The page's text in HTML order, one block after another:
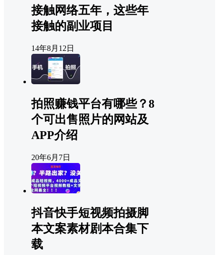
接触网络五年，这些年
接触的副业项目
14年8月12日
拍照赚钱平台有哪些？8
个可出售照片的网站及
APP介绍
20年6月7日
抖音快手短视频拍摄脚
本文案素材剧本合集下
载